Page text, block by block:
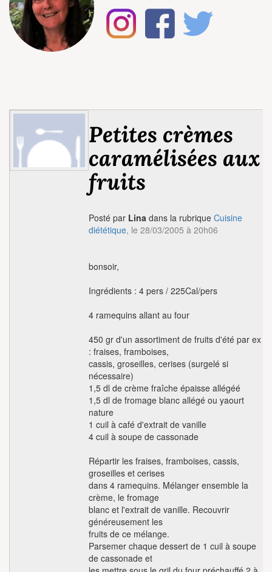
Petites crèmes
caramélisées aux
fruits
Posté par Lina dans la rubrique Cuisine
diététique, le 28/03/2005 à 20h06
bonsoir,
Ingrédients : 4 pers / 225Cal/pers
4 ramequins allant au four
450 gr d'un assortiment de fruits d'été par ex
: fraises, framboises,
cassis, groseilles, cerises (surgelé si
nécessaire)
1,5 dl de crème fraîche épaisse allégéé
1,5 dl de fromage blanc allégé ou yaourt
nature
1 cuil à café d'extrait de vanille
4 cuil à soupe de cassonade
Répartir les fraises, framboises, cassis,
groseilles et cerises
dans 4 ramequins. Mélanger ensemble la
crème, le fromage
blanc et l'extrait de vanille. Recouvrir
généreusement les
fruits de ce mélange.
Parsemer chaque dessert de 1 cuil à soupe
de cassonade et